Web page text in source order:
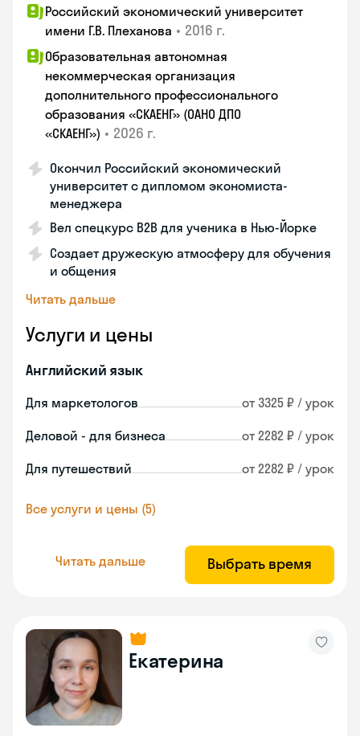
Российский экономический университет
имени Г.В. Плеханова • 2016 г.
Образовательная автономная
некоммерческая организация
дополнительного профессионального
образования «СКАЕНГ» (ОАНО ДПО
«СКАЕНГ») • 2026 г.
Окончил Российский экономический
университет с дипломом экономиста-
менеджера
Вел спецкурс B2B для ученика в Нью-Йорке
Создает дружескую атмосферу для обучения
и общения
Читать дальше
Услуги и цены
Английский язык
Для маркетологов от 3325 ₽ / урок
Деловой - для бизнеса от 2282 ₽ / урок
Для путешествий от 2282 ₽ / урок
Все услуги и цены (5)
Читать дальше Выбрать время
Екатерина